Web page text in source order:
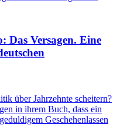
Das Versagen. Eine
über Jahrzehnte scheitern?
in ihrem Buch, dass ein
Geschehenlassen